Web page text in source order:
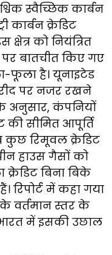
स्वैच्छिक कार्बन
कार्बन क्रेडिट
को नियंत्रित
बातचीत किए गए
फूला है। यूनाइटेड
पर नजर रखने
अनुसार, कंपनियों
की सीमित आपूर्ति
कुछ रिमूवल क्रेडिट
हाउस गैसों को
बिना बिके
रिपोर्ट में कहा गया
वर्तमान स्तर के
में इसकी उछाल